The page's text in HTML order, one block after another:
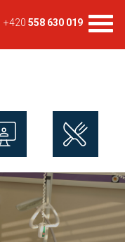
+420 558 630 019